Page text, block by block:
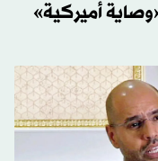
أميركية»